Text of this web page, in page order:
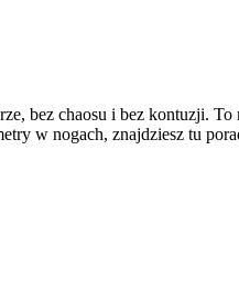
bez chaosu i bez kontuzji.
w nogach, znajdziesz tu